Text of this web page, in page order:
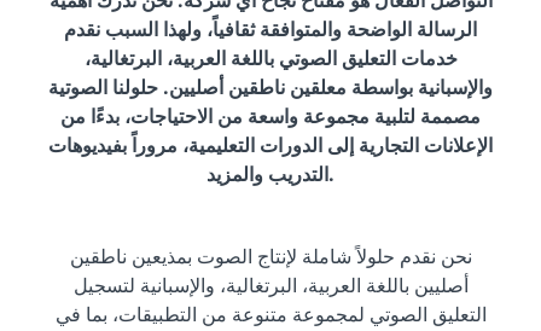
الرسالة الواضحة والمتوافقة ثقافياً، ولهذا السبب نقدم
خدمات التعليق الصوتي باللغة العربية، البرتغالية،
والإسبانية بواسطة معلقين ناطقين أصليين. حلولنا الصوتية
مصممة لتلبية مجموعة واسعة من الاحتياجات، بدءًا من
الإعلانات التجارية إلى الدورات التعليمية، مروراً بفيديوهات
التدريب والمزيد.
نحن نقدم حلولاً شاملة لإنتاج الصوت بمذيعين ناطقين
أصليين باللغة العربية، البرتغالية، والإسبانية لتسجيل
التعليق الصوتي لمجموعة متنوعة من التطبيقات، بما في